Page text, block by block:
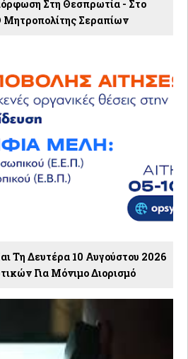
Στη Θεσπρωτία - Στο
Μητροπολίτης Σεραπίων
Τη Δευτέρα 10 Αυγούστου 2026
Για Μόνιμο Διορισμό